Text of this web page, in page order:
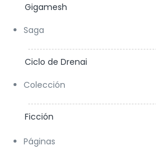
Gigamesh
Saga
Ciclo de Drenai
Colección
Ficción
Páginas